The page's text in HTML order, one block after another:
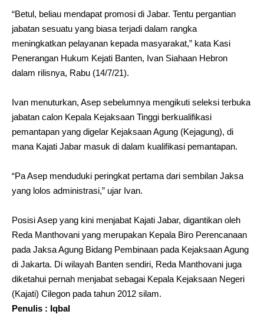
“Betul, beliau mendapat promosi di Jabar. Tentu pergantian
jabatan sesuatu yang biasa terjadi dalam rangka
meningkatkan pelayanan kepada masyarakat,” kata Kasi
Penerangan Hukum Kejati Banten, Ivan Siahaan Hebron
dalam rilisnya, Rabu (14/7/21).
Ivan menuturkan, Asep sebelumnya mengikuti seleksi terbuka
jabatan calon Kepala Kejaksaan Tinggi berkualifikasi
pemantapan yang digelar Kejaksaan Agung (Kejagung), di
mana Kajati Jabar masuk di dalam kualifikasi pemantapan.
“Pa Asep menduduki peringkat pertama dari sembilan Jaksa
yang lolos administrasi,” ujar Ivan.
Posisi Asep yang kini menjabat Kajati Jabar, digantikan oleh
Reda Manthovani yang merupakan Kepala Biro Perencanaan
pada Jaksa Agung Bidang Pembinaan pada Kejaksaan Agung
di Jakarta. Di wilayah Banten sendiri, Reda Manthovani juga
diketahui pernah menjabat sebagai Kepala Kejaksaan Negeri
(Kajati) Cilegon pada tahun 2012 silam.
Penulis : Iqbal